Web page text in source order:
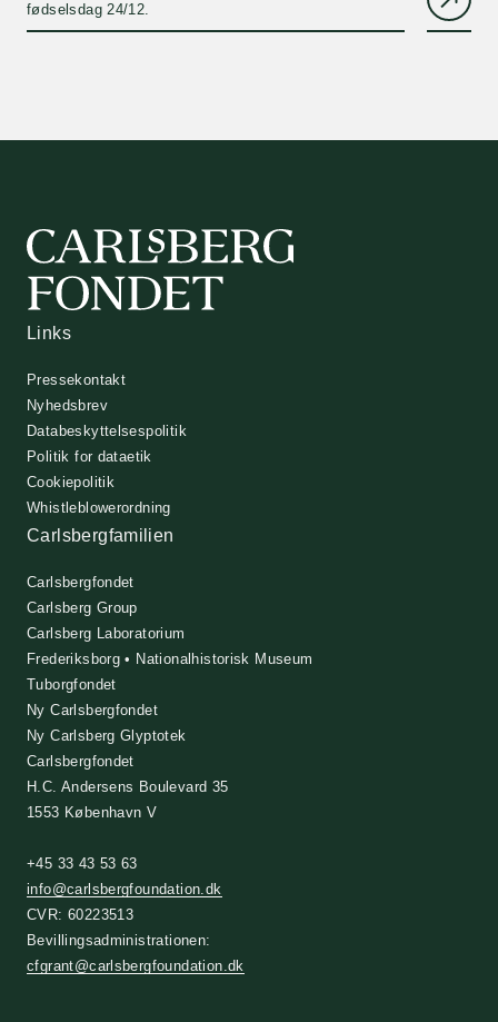
fødselsdag 24/12.
Links
Pressekontakt
Nyhedsbrev
Databeskyttelsespolitik
Politik for dataetik
Cookiepolitik
Whistleblowerordning
Carlsbergfamilien
Carlsbergfondet
Carlsberg Group
Carlsberg Laboratorium
Frederiksborg • Nationalhistorisk Museum
Tuborgfondet
Ny Carlsbergfondet
Ny Carlsberg Glyptotek
Carlsbergfondet
H.C. Andersens Boulevard 35
1553 København V
+45 33 43 53 63
info@carlsbergfoundation.dk
CVR: 60223513
Bevillingsadministrationen:
cfgrant@carlsbergfoundation.dk